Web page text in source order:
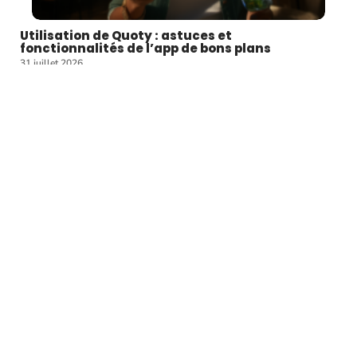
Utilisation de Quoty : astuces et
fonctionnalités de l’app de bons plans
31 juillet 2026